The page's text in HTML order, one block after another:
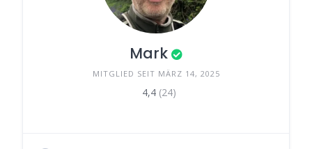
Mark
MITGLIED SEIT MÄRZ 14, 2025
4,4 (24)